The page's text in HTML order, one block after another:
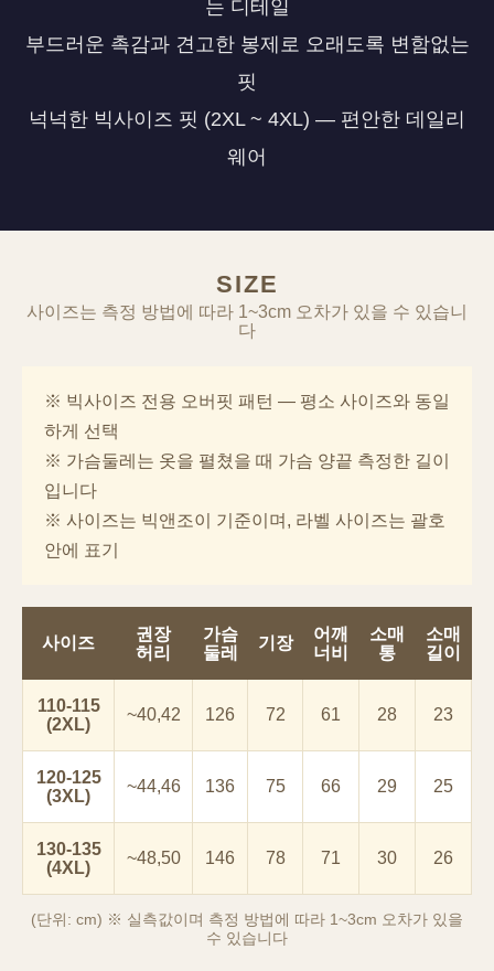
이코 라이프 하
는 디테일
부드러운 촉감과 견고한 봉제로 오래도록 변함없는
핏
넉넉한 빅사이즈 핏 (2XL ~ 4XL) — 편안한 데일리
웨어
SIZE
사이즈는 측정 방법에 따라 1~3cm 오차가 있을 수 있습니
다
※ 빅사이즈 전용 오버핏 패턴 — 평소 사이즈와 동일
하게 선택
※ 가슴둘레는 옷을 펼쳤을 때 가슴 양끝 측정한 길이
입니다
※ 사이즈는 빅앤조이 기준이며, 라벨 사이즈는 괄호
안에 표기
사이즈
권장
허리
가슴
둘레
기장
어깨
너비
소매
통
소매
길이
110-115
(2XL)
~40,42 126 72 61 28 23
120-125
(3XL)
~44,46 136 75 66 29 25
130-135
(4XL)
~48,50 146 78 71 30 26
(단위: cm) ※ 실측값이며 측정 방법에 따라 1~3cm 오차가 있을
수 있습니다